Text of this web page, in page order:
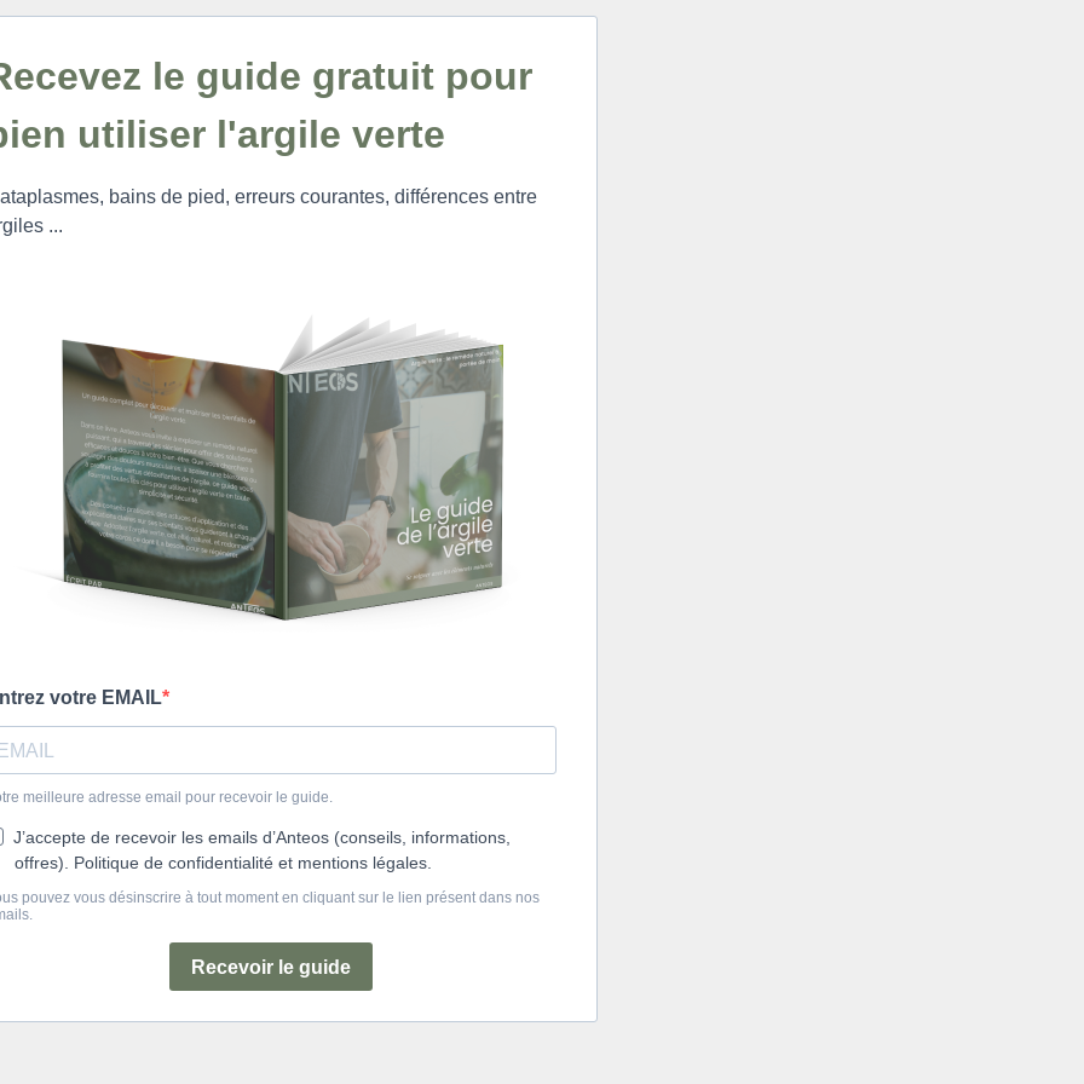
le guide gratuit pour
utiliser l'argile verte
bains de pied, erreurs courantes, différences entre
...
votre EMAIL
meilleure adresse email pour recevoir le guide.
J’accepte de recevoir les emails d’Anteos (conseils, informations,
offres). Politique de confidentialité et mentions légales.
pouvez vous désinscrire à tout moment en cliquant sur le lien présent dans nos
Recevoir le guide